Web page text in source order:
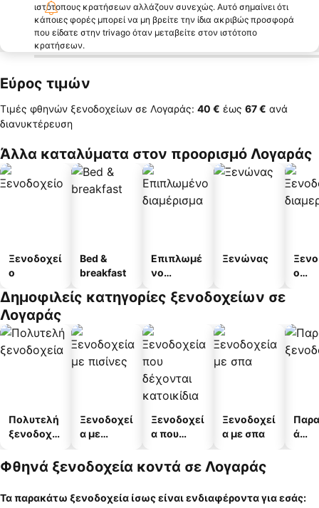
ιστότοπους κρατήσεων αλλάζουν συνεχώς. Αυτό σημαίνει ότι
κάποιες φορές μπορεί να μη βρείτε την ίδια ακριβώς προσφορά
που είδατε στην trivago όταν μεταβείτε στον ιστότοπο
κρατήσεων.
Εύρος τιμών
Τιμές φθηνών ξενοδοχείων σε Λογαράς: ‎40 € έως ‎67 € ανά
διανυκτέρευση
Άλλα καταλύματα στον προορισμό Λογαράς
Ξενοδοχεί
ο
Bed &
breakfast
Επιπλωμέ
νο
α
Ξενώνας
ο
Δημοφιλείς κατηγορίες ξενοδοχείων σε
Λογαράς
Πολυτελή
ξενοδοχεί
Ξενοδοχεί
α με
Ξενοδοχεί
α που
κατοικίδι
Ξενοδοχεί
α με σπα
ά
Φθηνά ξενοδοχεία κοντά σε Λογαράς
Τα παρακάτω ξενοδοχεία ίσως είναι ενδιαφέροντα για εσάς: